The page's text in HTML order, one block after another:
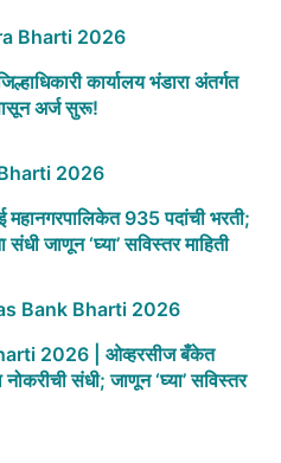
कार्यालय भंडारा अंतर्गत
अर्ज सुरू!
935 पदांची भरती;
जाणून ‘घ्या’ सविस्तर माहिती
2026 | ओव्हरसीज बँकेत
संधी; जाणून ‘घ्या’ सविस्तर